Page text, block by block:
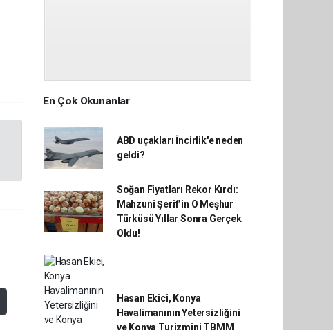
En Çok Okunanlar
ABD uçakları İncirlik'e neden
geldi?
Soğan Fiyatları Rekor Kırdı:
Mahzuni Şerif’in O Meşhur
Türküsü Yıllar Sonra Gerçek
Oldu!
Hasan Ekici, Konya
Havalimanının Yetersizliğini
ve Konya Turizmini TBMM